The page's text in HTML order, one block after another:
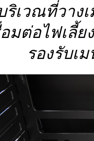
ริเวณที่วาง
มต่อไฟเลี้
รองรับเ